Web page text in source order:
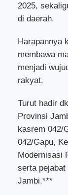
2025,
di daerah.
Harapannya
membawa
menjadi
rakyat.
Turut hadir
Provinsi
kasrem 042/
042/Gapu,
Modernisasi
serta
Jambi.***